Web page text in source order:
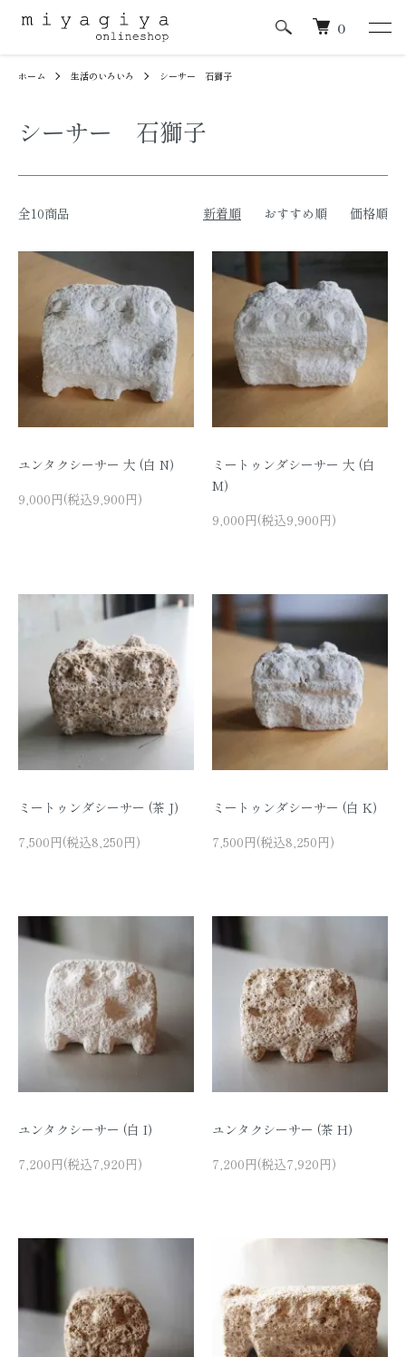
0
ホーム 生活のいろいろ シーサー 石獅子
シーサー 石獅子
全10商品 新着順 おすすめ順 価格順
ユンタクシーサー 大 (白 N)
9,000円(税込9,900円)
ミートゥンダシーサー 大 (白
M)
9,000円(税込9,900円)
ミートゥンダシーサー (茶 J)
7,500円(税込8,250円)
ミートゥンダシーサー (白 K)
7,500円(税込8,250円)
ユンタクシーサー (白 I)
7,200円(税込7,920円)
ユンタクシーサー (茶 H)
7,200円(税込7,920円)